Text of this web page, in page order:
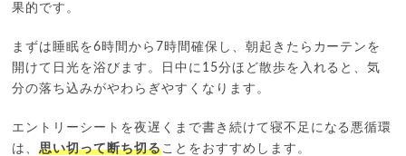
果的です。
まずは睡眠を6時間から7時間確保し、朝起きたらカーテンを
開けて日光を浴びます。日中に15分ほど散歩を入れると、気
分の落ち込みがやわらぎやすくなります。
エントリーシートを夜遅くまで書き続けて寝不足になる悪循環
は、思い切って断ち切ることをおすすめします。